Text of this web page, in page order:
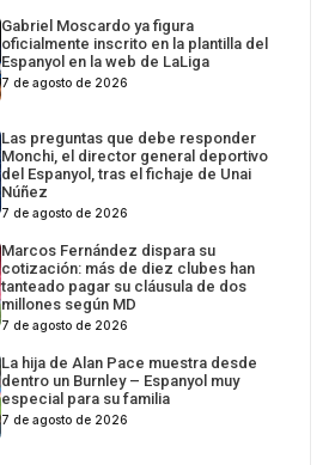
Gabriel Moscardo ya figura
oficialmente inscrito en la plantilla del
Espanyol en la web de LaLiga
7 de agosto de 2026
Las preguntas que debe responder
Monchi, el director general deportivo
del Espanyol, tras el fichaje de Unai
Núñez
7 de agosto de 2026
Marcos Fernández dispara su
cotización: más de diez clubes han
tanteado pagar su cláusula de dos
millones según MD
7 de agosto de 2026
La hija de Alan Pace muestra desde
dentro un Burnley – Espanyol muy
especial para su familia
7 de agosto de 2026